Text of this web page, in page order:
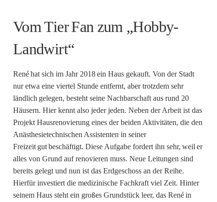
Vom Tier Fan zum „Hobby-
Landwirt“
René hat sich im Jahr 2018 ein Haus gekauft. Von der Stadt
nur etwa eine viertel Stunde entfernt, aber trotzdem sehr
ländlich gelegen, besteht seine Nachbarschaft aus rund 20
Häusern. Hier kennt also jeder jeden. Neben der Arbeit ist das
Projekt Hausrenovierung eines der beiden Aktivitäten, die den
Anästhesietechnischen Assistenten in seiner
Freizeit gut beschäftigt. Diese Aufgabe fordert ihn sehr, weil er
alles von Grund auf renovieren muss. Neue Leitungen sind
bereits gelegt und nun ist das Erdgeschoss an der Reihe.
Hierfür investiert die medizinische Fachkraft viel Zeit. Hinter
seinem Haus steht ein großes Grundstück leer, das René in